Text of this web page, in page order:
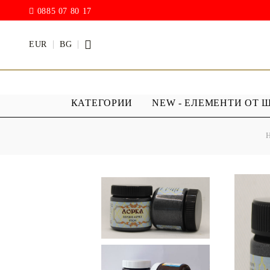
0885 07 80 17
EUR BG
КАТЕГОРИИ
АКРИЛ МАТ
BODY ART / БОЯ ЗА
ТЯЛО
ТЕБЕШИРЕНИ БОИ
АКРИЛ ГЛАНЦ
АКРИЛ ЕЛАСТИК
Фирнис
NEW - ЕЛЕМЕНТИ ОТ